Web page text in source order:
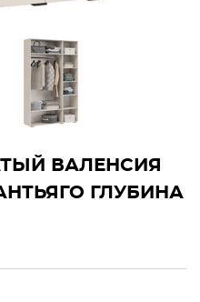
ВАЛЕНСИЯ
ГЛУБИНА